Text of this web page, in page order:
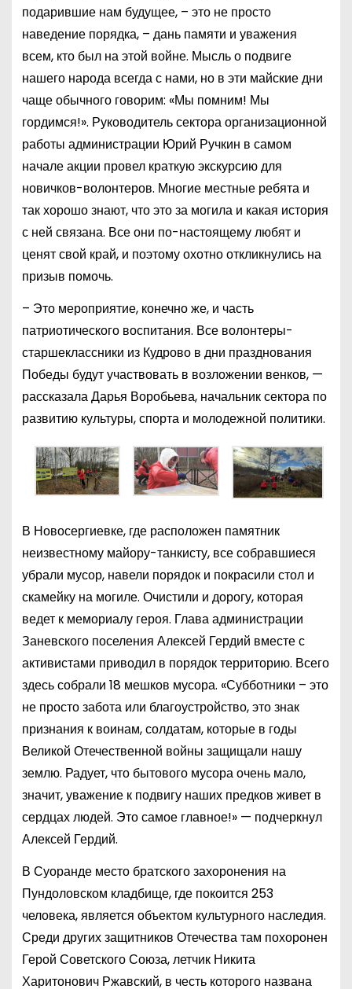
подарившие нам будущее, – это не просто
наведение порядка, – дань памяти и уважения
всем, кто был на этой войне. Мысль о подвиге
нашего народа всегда с нами, но в эти майские дни
чаще обычного говорим: «Мы помним! Мы
гордимся!». Руководитель сектора организационной
работы администрации Юрий Ручкин в самом
начале акции провел краткую экскурсию для
новичков-волонтеров. Многие местные ребята и
так хорошо знают, что это за могила и какая история
с ней связана. Все они по-настоящему любят и
ценят свой край, и поэтому охотно откликнулись на
призыв помочь.
– Это мероприятие, конечно же, и часть
патриотического воспитания. Все волонтеры-
старшеклассники из Кудрово в дни празднования
Победы будут участвовать в возложении венков, —
рассказала Дарья Воробьева, начальник сектора по
развитию культуры, спорта и молодежной политики.
В Новосергиевке, где расположен памятник
неизвестному майору-танкисту, все собравшиеся
убрали мусор, навели порядок и покрасили стол и
скамейку на могиле. Очистили и дорогу, которая
ведет к мемориалу героя. Глава администрации
Заневского поселения Алексей Гердий вместе с
активистами приводил в порядок территорию. Всего
здесь собрали 18 мешков мусора. «Субботники – это
не просто забота или благоустройство, это знак
признания к воинам, солдатам, которые в годы
Великой Отечественной войны защищали нашу
землю. Радует, что бытового мусора очень мало,
значит, уважение к подвигу наших предков живет в
сердцах людей. Это самое главное!» — подчеркнул
Алексей Гердий.
В Суоранде место братского захоронения на
Пундоловском кладбище, где покоится 253
человека, является объектом культурного наследия.
Среди других защитников Отечества там похоронен
Герой Советского Союза, летчик Никита
Харитонович Ржавский, в честь которого названа